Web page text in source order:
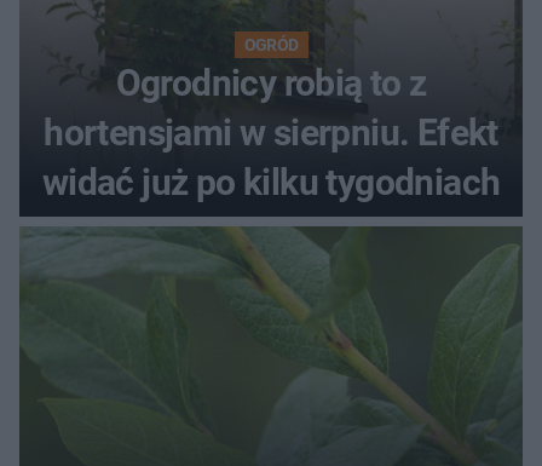
OGRÓD
Ogrodnicy robią to z
hortensjami w sierpniu. Efekt
widać już po kilku tygodniach